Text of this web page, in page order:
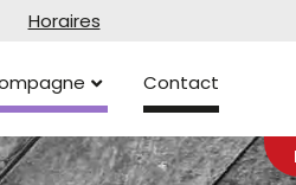
Horaires
Contact